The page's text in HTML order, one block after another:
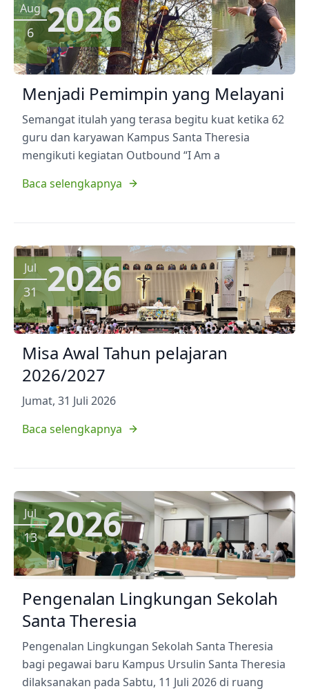
Aug
6 2026
Menjadi Pemimpin yang Melayani
Semangat itulah yang terasa begitu kuat ketika 62
guru dan karyawan Kampus Santa Theresia
mengikuti kegiatan Outbound “I Am a
Baca selengkapnya
Jul
31 2026
Misa Awal Tahun pelajaran
2026/2027
Jumat, 31 Juli 2026
Baca selengkapnya
Jul
13 2026
Pengenalan Lingkungan Sekolah
Santa Theresia
Pengenalan Lingkungan Sekolah Santa Theresia
bagi pegawai baru Kampus Ursulin Santa Theresia
dilaksanakan pada Sabtu, 11 Juli 2026 di ruang